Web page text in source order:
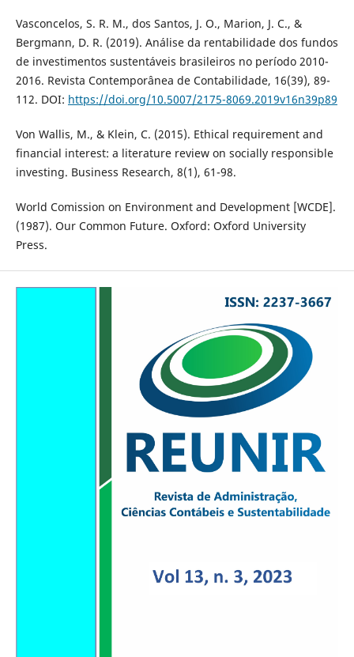
Vasconcelos, S. R. M., dos Santos, J. O., Marion, J. C., &
Bergmann, D. R. (2019). Análise da rentabilidade dos fundos
de investimentos sustentáveis brasileiros no período 2010-
2016. Revista Contemporânea de Contabilidade, 16(39), 89-
112. DOI: https://doi.org/10.5007/2175-8069.2019v16n39p89
Von Wallis, M., & Klein, C. (2015). Ethical requirement and
financial interest: a literature review on socially responsible
investing. Business Research, 8(1), 61-98.
World Comission on Environment and Development [WCDE].
(1987). Our Common Future. Oxford: Oxford University
Press.